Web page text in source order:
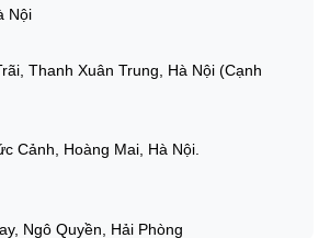
Nội
Thanh Xuân Trung, Hà Nội (Cạnh
Cảnh, Hoàng Mai, Hà Nội.
Ngô Quyền, Hải Phòng